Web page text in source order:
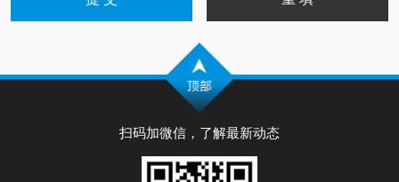
扫码加微信，了解最新动态